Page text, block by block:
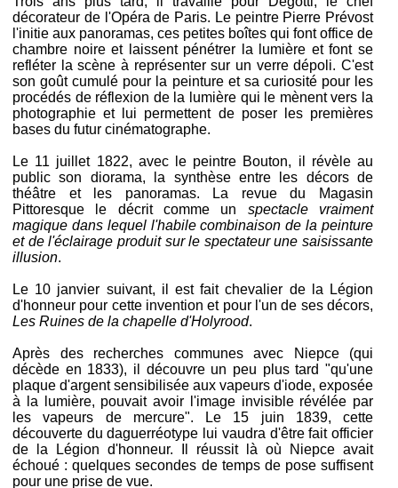
décorateur de l'Opéra de Paris. Le peintre Pierre Prévost
l'initie aux panoramas, ces petites boîtes qui font office de
chambre noire et laissent pénétrer la lumière et font se
refléter la scène à représenter sur un verre dépoli. C'est
son goût cumulé pour la peinture et sa curiosité pour les
procédés de réflexion de la lumière qui le mènent vers la
photographie et lui permettent de poser les premières
bases du futur cinématographe.
Le 11 juillet 1822, avec le peintre Bouton, il révèle au
public son diorama, la synthèse entre les décors de
théâtre et les panoramas. La revue du Magasin
Pittoresque le décrit comme un spectacle vraiment
magique dans lequel l'habile combinaison de la peinture
et de l'éclairage produit sur le spectateur une saisissante
illusion.
Le 10 janvier suivant, il est fait chevalier de la Légion
d'honneur pour cette invention et pour l'un de ses décors,
Les Ruines de la chapelle d'Holyrood.
Après des recherches communes avec Niepce (qui
décède en 1833), il découvre un peu plus tard "qu'une
plaque d'argent sensibilisée aux vapeurs d'iode, exposée
à la lumière, pouvait avoir l'image invisible révélée par
les vapeurs de mercure". Le 15 juin 1839, cette
découverte du daguerréotype lui vaudra d'être fait officier
de la Légion d'honneur. Il réussit là où Niepce avait
échoué : quelques secondes de temps de pose suffisent
pour une prise de vue.